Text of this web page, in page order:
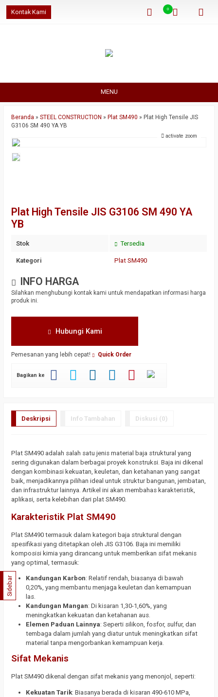
Kontak Kami 0
MENU
Beranda » STEEL CONSTRUCTION » Plat SM490 » Plat High Tensile JIS
G3106 SM 490 YA YB
activate zoom
Plat High Tensile JIS G3106 SM 490 YA
YB
Stok Tersedia
Kategori Plat SM490
INFO HARGA
Silahkan menghubungi kontak kami untuk mendapatkan informasi harga
produk ini.
Hubungi Kami
Pemesanan yang lebih cepat! Quick Order
Bagikan ke
Deskripsi Info Tambahan Diskusi (0)
Plat SM490 adalah salah satu jenis material baja struktural yang
sering digunakan dalam berbagai proyek konstruksi. Baja ini dikenal
dengan kombinasi kekuatan, keuletan, dan ketahanan yang sangat
baik, menjadikannya pilihan ideal untuk struktur bangunan, jembatan,
dan infrastruktur lainnya. Artikel ini akan membahas karakteristik,
aplikasi, serta kelebihan dari plat SM490.
Karakteristik Plat SM490
Plat SM490 termasuk dalam kategori baja struktural dengan
spesifikasi yang ditetapkan oleh JIS G3106. Baja ini memiliki
komposisi kimia yang dirancang untuk memberikan sifat mekanis
yang optimal, termasuk:
Kandungan Karbon: Relatif rendah, biasanya di bawah
0,20%, yang membantu menjaga keuletan dan kemampuan
las.
Kandungan Mangan: Di kisaran 1,30-1,60%, yang
meningkatkan kekuatan dan ketahanan aus.
Elemen Paduan Lainnya: Seperti silikon, fosfor, sulfur, dan
tembaga dalam jumlah yang diatur untuk meningkatkan sifat
material tanpa mengorbankan kemampuan kerja.
Sifat Mekanis
Plat SM490 dikenal dengan sifat mekanis yang menonjol, seperti:
Kekuatan Tarik: Biasanya berada di kisaran 490-610 MPa,
Sidebar